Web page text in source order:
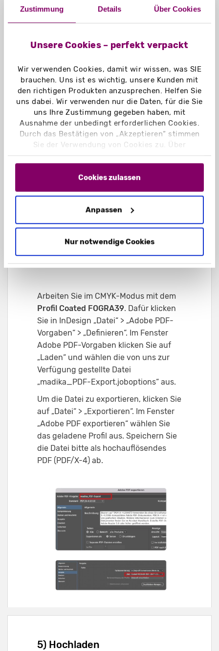
Zustimmung Details Über Cookies
Unsere Cookies – perfekt verpackt
Wir verwenden Cookies, damit wir wissen, was SIE
brauchen. Uns ist es wichtig, unsere Kunden mit
den richtigen Produkten anzusprechen. Helfen Sie
uns dabei. Wir verwenden nur die Daten, für die Sie
uns Ihre Zustimmung gegeben haben, mit
Ausnahme der unbedingt erforderlichen Cookies.
Durch das Bestätigen von „Akzeptieren“ stimmen
Sie der Verwendung von Cookies zu. Über
„Einstellungen“ können Sie auswählen, welche
Cookies Sie zulassen. Hier finden Sie unser
und unsereDatenschutzerklärung
Cookies zulassen
Anpassen
Nur notwendige Cookies
achten, die von uns zur Verfügung
Auflösung von Bildern sollte
Linien und Strichcodes sollten
eingebettet oder in Pfade
umgewandelt werden. Für Schriften
empfehlen wir eine Mindestgröße von
6 pt (bzw. 8 pt bei Negativlinien). Linien
sollten mindestens 0,25 pt dick sein
(bzw. 0,5 pt bei Negativlinien). Alle
weiteren Vorgaben entnehmen Sie
bitte derCheckliste zur
Druckdatenerstellung.
4) Abspeichern
Arbeiten Sie im CMYK-Modus mit dem
Profil Coated FOGRA39. Dafür klicken
Sie in InDesign „Datei“ > „Adobe PDF-
Vorgaben“ > „Definieren“. Im Fenster
Adobe PDF-Vorgaben klicken Sie auf
„Laden“ und wählen die von uns zur
Verfügung gestellte Datei
„madika_PDF-Export.joboptions“ aus.
Um die Datei zu exportieren, klicken Sie
auf „Datei“ > „Exportieren“. Im Fenster
„Adobe PDF exportieren“ wählen Sie
das geladene Profil aus. Speichern Sie
die Datei bitte als hochauflösendes
PDF (PDF/X-4) ab.
5) Hochladen